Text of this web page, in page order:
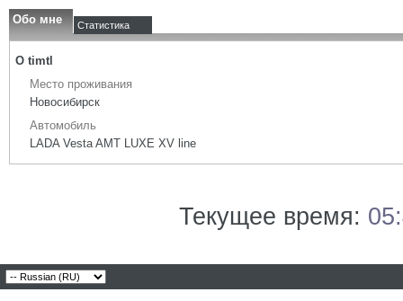
Обо мне Статистика
О timtl
Место проживания
Новосибирск
Автомобиль
LADA Vesta AMT LUXE XV line
Текущее время: